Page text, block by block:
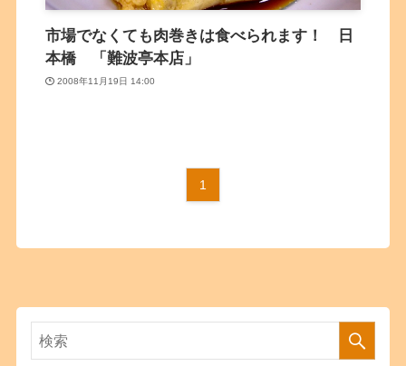
市場でなくても肉巻きは食べられます！ 日
本橋 「難波亭本店」
2008年11月19日 14:00
1